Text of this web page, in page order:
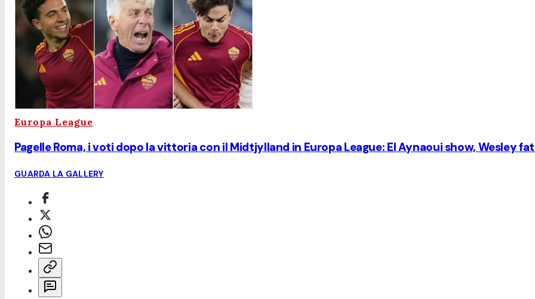
Europa League
Pagelle Roma, i voti dopo la vittoria con il Midtjylland in Europa League: El Aynaoui show, Wesley
GUARDA LA GALLERY